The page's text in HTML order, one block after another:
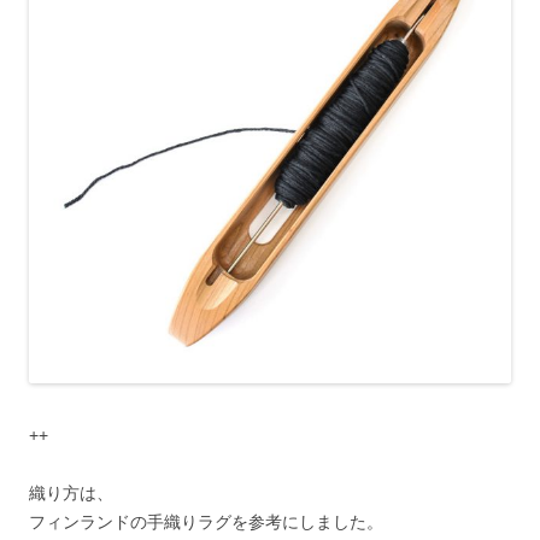
++
織り方は、
フィンランドの手織りラグを参考にしました。